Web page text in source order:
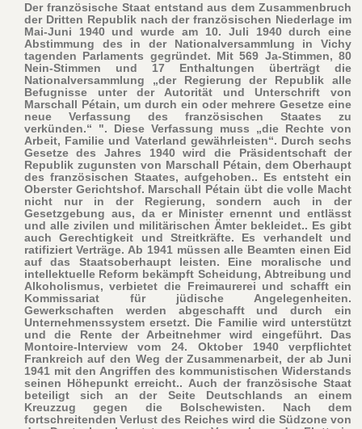
Der französische Staat entstand aus dem Zusammenbruch
der Dritten Republik nach der französischen Niederlage im
Mai-Juni 1940 und wurde am 10. Juli 1940 durch eine
Abstimmung des in der Nationalversammlung in Vichy
tagenden Parlaments gegründet. Mit 569 Ja-Stimmen, 80
Nein-Stimmen und 17 Enthaltungen überträgt die
Nationalversammlung „der Regierung der Republik alle
Befugnisse unter der Autorität und Unterschrift von
Marschall Pétain, um durch ein oder mehrere Gesetze eine
neue Verfassung des französischen Staates zu
verkünden.“ ". Diese Verfassung muss „die Rechte von
Arbeit, Familie und Vaterland gewährleisten“. Durch sechs
Gesetze des Jahres 1940 wird die Präsidentschaft der
Republik zugunsten von Marschall Pétain, dem Oberhaupt
des französischen Staates, aufgehoben.. Es entsteht ein
Oberster Gerichtshof. Marschall Pétain übt die volle Macht
nicht nur in der Regierung, sondern auch in der
Gesetzgebung aus, da er Minister ernennt und entlässt
und alle zivilen und militärischen Ämter bekleidet.. Es gibt
auch Gerechtigkeit und Streitkräfte. Es verhandelt und
ratifiziert Verträge. Ab 1941 müssen alle Beamten einen Eid
auf das Staatsoberhaupt leisten. Eine moralische und
intellektuelle Reform bekämpft Scheidung, Abtreibung und
Alkoholismus, verbietet die Freimaurerei und schafft ein
Kommissariat für jüdische Angelegenheiten.
Gewerkschaften werden abgeschafft und durch ein
Unternehmenssystem ersetzt. Die Familie wird unterstützt
und die Rente der Arbeitnehmer wird eingeführt. Das
Montoire-Interview vom 24. Oktober 1940 verpflichtet
Frankreich auf den Weg der Zusammenarbeit, der ab Juni
1941 mit den Angriffen des kommunistischen Widerstands
seinen Höhepunkt erreicht.. Auch der französische Staat
beteiligt sich an der Seite Deutschlands an einem
Kreuzzug gegen die Bolschewisten. Nach dem
fortschreitenden Verlust des Reiches wird die Südzone von